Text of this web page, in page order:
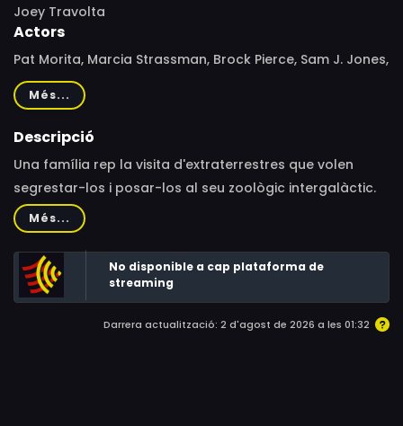
Joey Travolta
Actors
Pat Morita, Marcia Strassman, Brock Pierce, Sam J. Jones,
Rhonda Shear, Don Stark, Cindy Margolis, Brittney Lee
Harvey
Més...
Descripció
Una família rep la visita d'extraterrestres que volen
segrestar-los i posar-los al seu zoològic intergalàctic.
Més...
No disponible a cap plataforma de
streaming
Darrera actualització: 2 d'agost de 2026 a les 01:32